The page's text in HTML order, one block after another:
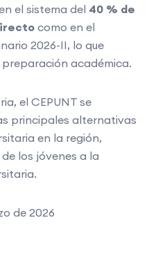
el sistema del 40 % de
como en el
2026-II, lo que
preparación académica.
el CEPUNT se
principales alternativas
en la región,
los jóvenes a la
de 2026